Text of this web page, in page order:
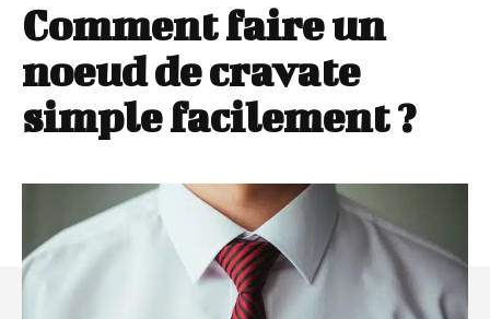
Comment faire un
noeud de cravate
simple facilement ?